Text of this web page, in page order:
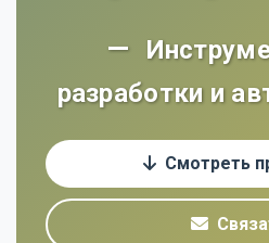
разработки и
Смотреть